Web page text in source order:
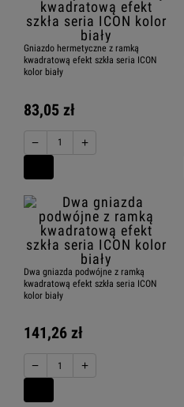
Gniazdo hermetyczne z ramką
kwadratową efekt szkła seria ICON
kolor biały
83,05 zł
− +
Dwa gniazda podwójne z ramką
kwadratową efekt szkła seria ICON
kolor biały
141,26 zł
− +